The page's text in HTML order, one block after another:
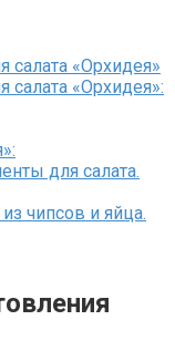
салата «Орхидея»
салата «Орхидея»:
для салата.
чипсов и яйца.